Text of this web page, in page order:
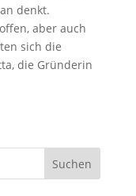
denkt.
aber auch
sich die
die Gründerin